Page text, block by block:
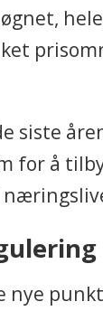
siste
for å
nye